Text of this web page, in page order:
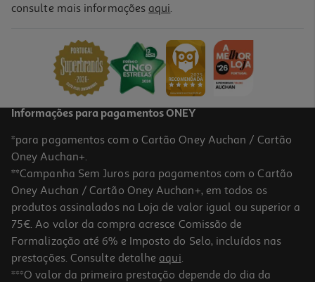
Copo Actuel Vidro Diamond 35.6cl
-17%
Saída De Banho Actuel Gengibre 1000g 50x80cm
consulte mais informações aqui.
Informações para pagamentos ONEY
*para pagamentos com o Cartão Oney Auchan / Cartão
Oney Auchan+.
**Campanha Sem Juros para pagamentos com o Cartão
Oney Auchan / Cartão Oney Auchan+, em todos os
produtos assinalados na Loja de valor igual ou superior a
75€. Ao valor da compra acresce Comissão de
Formalização até 6% e Imposto do Selo, incluídos nas
prestações. Consulte detalhe aqui.
***O valor da primeira prestação depende do dia da